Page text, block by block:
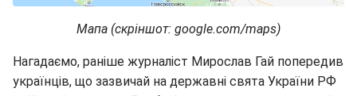
Мапа (скріншот: google.com/maps)
Нагадаємо, раніше журналіст Мирослав Гай попередив
українців, що зазвичай на державні свята України РФ